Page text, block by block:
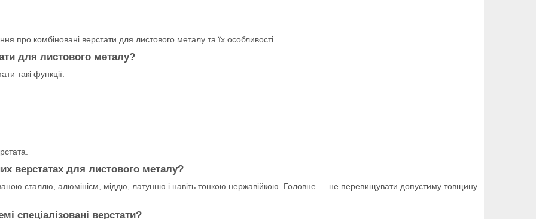
про комбіновані верстати для листового металу та їх особливості.
для листового металу?
такі функції:
верстатах для листового металу?
сталлю, алюмінієм, міддю, латунню і навіть тонкою нержавійкою. Головне — не перевищувати допустиму товщину
спеціалізовані верстати?